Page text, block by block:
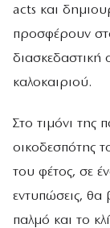
acts και
προσφέρουν
διασκεδαστική
καλοκαιριού.
Στο τιμόνι της
οικοδεσπότης
του φέτος, σε
εντυπώσεις, θα
παλμό και το